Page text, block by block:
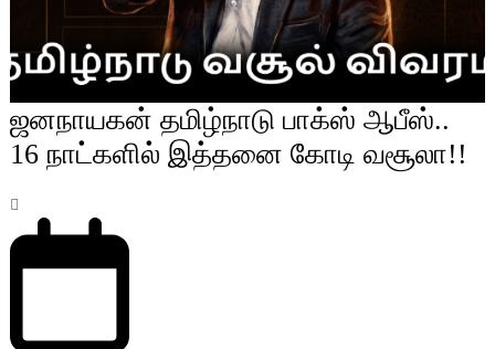
ஜனநாயகன் தமிழ்நாடு பாக்ஸ் ஆபீஸ்..
16 நாட்களில் இத்தனை கோடி வசூலா!!